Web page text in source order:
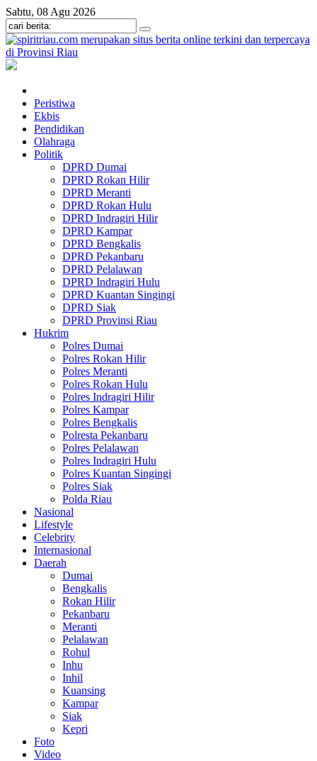
Sabtu, 08 Agu 2026
Peristiwa
Ekbis
Pendidikan
Olahraga
Politik
DPRD Dumai
DPRD Rokan Hilir
DPRD Meranti
DPRD Rokan Hulu
DPRD Indragiri Hilir
DPRD Kampar
DPRD Bengkalis
DPRD Pekanbaru
DPRD Pelalawan
DPRD Indragiri Hulu
DPRD Kuantan Singingi
DPRD Siak
DPRD Provinsi Riau
Hukrim
Polres Dumai
Polres Rokan Hilir
Polres Meranti
Polres Rokan Hulu
Polres Indragiri Hilir
Polres Kampar
Polres Bengkalis
Polresta Pekanbaru
Polres Pelalawan
Polres Indragiri Hulu
Polres Kuantan Singingi
Polres Siak
Polda Riau
Nasional
Lifestyle
Celebrity
Internasional
Daerah
Dumai
Bengkalis
Rokan Hilir
Pekanbaru
Meranti
Pelalawan
Rohul
Inhu
Inhil
Kuansing
Kampar
Siak
Kepri
Foto
Video